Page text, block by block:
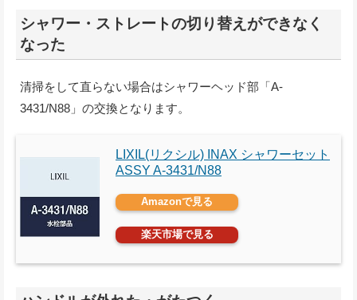
シャワー・ストレートの切り替えができなく
なった
清掃をして直らない場合はシャワーヘッド部「A-
3431/N88」の交換となります。
LIXIL(リクシル) INAX シャワーセット
ASSY A-3431/N88
Amazonで見る
楽天市場で見る